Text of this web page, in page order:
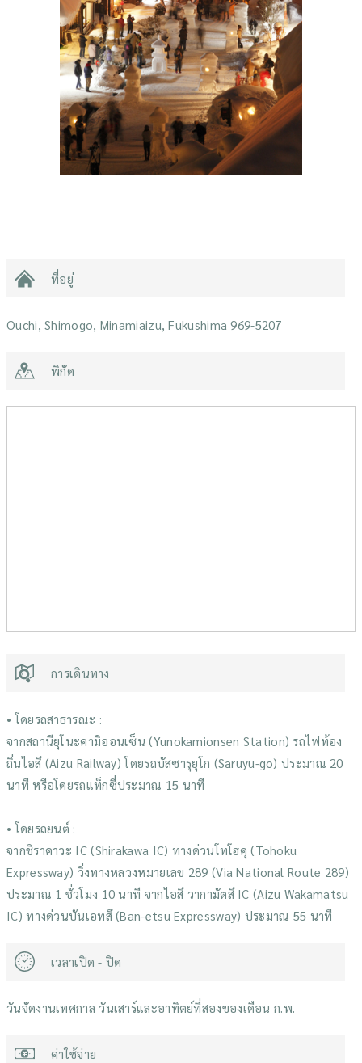
ที่อยู่
Ouchi, Shimogo, Minamiaizu, Fukushima 969-5207
พิกัด
การเดินทาง
• โดยรถสาธารณะ :
จากสถานียุโนะคามิออนเซ็น (Yunokamionsen Station) รถไฟท้อง
ถิ่นไอสึ (Aizu Railway) โดยรถบัสซารุยุโก (Saruyu-go) ประมาณ 20
นาที หรือโดยรถแท็กซี่ประมาณ 15 นาที
• โดยรถยนต์ :
จากชิราคาวะ IC (Shirakawa IC) ทางด่วนโทโฮคุ (Tohoku
Expressway) วิ่งทางหลวงหมายเลข 289 (Via National Route 289)
ประมาณ 1 ชั่วโมง 10 นาที จากไอสึ วากามัตสึ IC (Aizu Wakamatsu
IC) ทางด่วนบันเอทสึ (Ban-etsu Expressway) ประมาณ 55 นาที
เวลาเปิด - ปิด
วันจัดงานเทศกาล วันเสาร์และอาทิตย์ที่สองของเดือน ก.พ.
ค่าใช้จ่าย